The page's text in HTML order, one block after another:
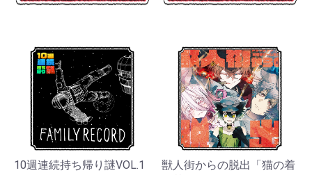
10週連続持ち帰り謎VOL.1
獣人街からの脱出「猫の着